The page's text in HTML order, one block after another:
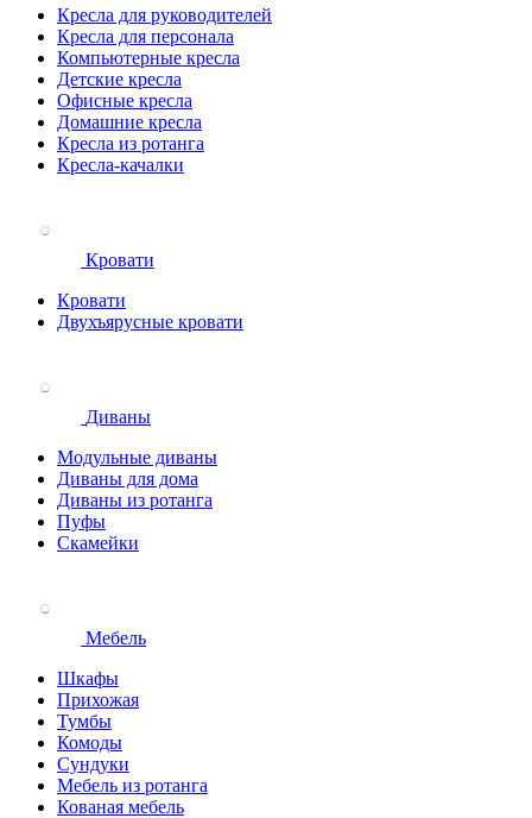
Кресла для руководителей
Кресла для персонала
Компьютерные кресла
Детские кресла
Офисные кресла
Домашние кресла
Кресла из ротанга
Кресла-качалки
Кровати
Кровати
Двухъярусные кровати
Диваны
Модульные диваны
Диваны для дома
Диваны из ротанга
Пуфы
Скамейки
Мебель
Шкафы
Прихожая
Тумбы
Комоды
Сундуки
Мебель из ротанга
Кованая мебель